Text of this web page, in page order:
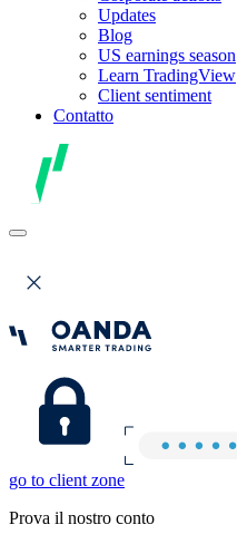
Updates
Blog
US earnings season
Learn TradingView
Client sentiment
Contatto
go to client zone
Prova il nostro conto